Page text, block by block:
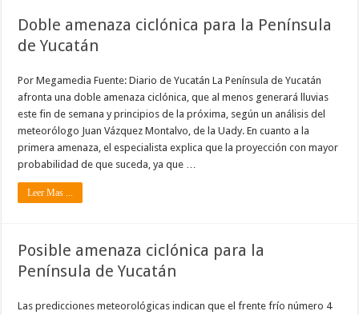
Doble amenaza ciclónica para la Península
de Yucatán
Por Megamedia Fuente: Diario de Yucatán La Península de Yucatán
afronta una doble amenaza ciclónica, que al menos generará lluvias
este fin de semana y principios de la próxima, según un análisis del
meteorólogo Juan Vázquez Montalvo, de la Uady. En cuanto a la
primera amenaza, el especialista explica que la proyección con mayor
probabilidad de que suceda, ya que …
Leer Mas ...
Posible amenaza ciclónica para la
Península de Yucatán
Las predicciones meteorológicas indican que el frente frío número 4